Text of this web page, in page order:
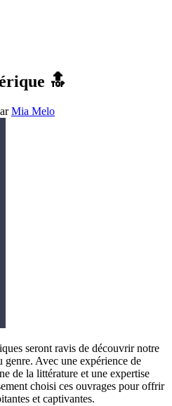
🔝
Mia Melo
seront ravis de découvrir notre
Avec une expérience de
de la littérature et une expertise
choisi ces ouvrages pour offrir
et captivantes.